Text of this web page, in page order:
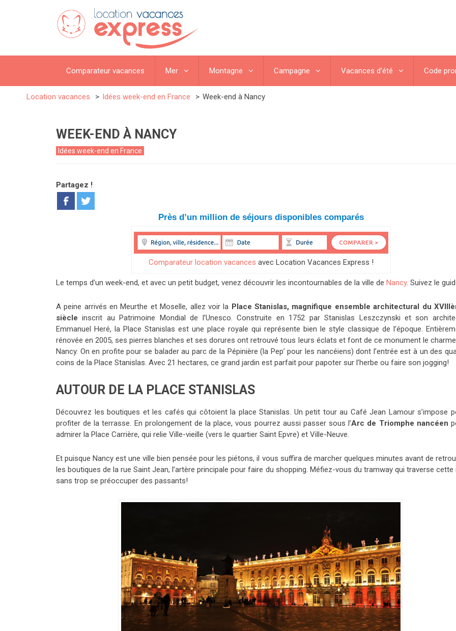
Comparateur vacances Mer Montagne Campagne Vacances d’été Code
Location vacances Idées week-end en France Week-end à Nancy
WEEK-END À NANCY
Idées week-end en France
Partagez !
Près d’un million de séjours disponibles comparés
Comparateur location vacances avec Location Vacances Express !
Le temps d’un week-end, et avec un petit budget, venez découvrir les incontournables de la ville de Nancy. Suivez le
A peine arrivés en Meurthe et Moselle, allez voir la Place Stanislas, magnifique ensemble architectural du
siècle inscrit au Patrimoine Mondial de l’Unesco. Construite en 1752 par Stanislas Leszczynski et son
Emmanuel Heré, la Place Stanislas est une place royale qui représente bien le style classique de l’époque.
rénovée en 2005, ses pierres blanches et ses dorures ont retrouvé tous leurs éclats et font de ce monument le
Nancy. On en profite pour se balader au parc de la Pépinière (la Pep’ pour les nancéiens) dont l’entrée est à un des
coins de la Place Stanislas. Avec 21 hectares, ce grand jardin est parfait pour papoter sur l’herbe ou faire son jogging!
AUTOUR DE LA PLACE STANISLAS
Découvrez les boutiques et les cafés qui côtoient la place Stanislas. Un petit tour au Café Jean Lamour s’impose
profiter de la terrasse. En prolongement de la place, vous pourrez aussi passer sous l’Arc de Triomphe nancéen
admirer la Place Carrière, qui relie Ville-vieille (vers le quartier Saint Epvre) et Ville-Neuve.
Et puisque Nancy est une ville bien pensée pour les piétons, il vous suffira de marcher quelques minutes avant de
les boutiques de la rue Saint Jean, l’artère principale pour faire du shopping. Méfiez-vous du tramway qui traverse cette
sans trop se préoccuper des passants!